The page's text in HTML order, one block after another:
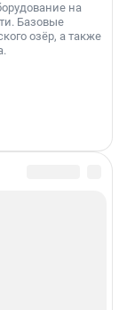
на
Базовые
озёр, а также